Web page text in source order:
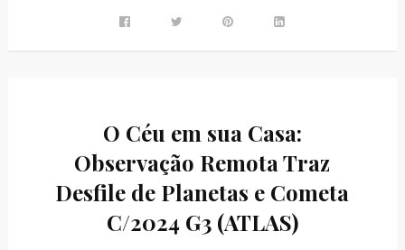
O Céu em sua Casa:
Observação Remota Traz
Desfile de Planetas e Cometa
C/2024 G3 (ATLAS)